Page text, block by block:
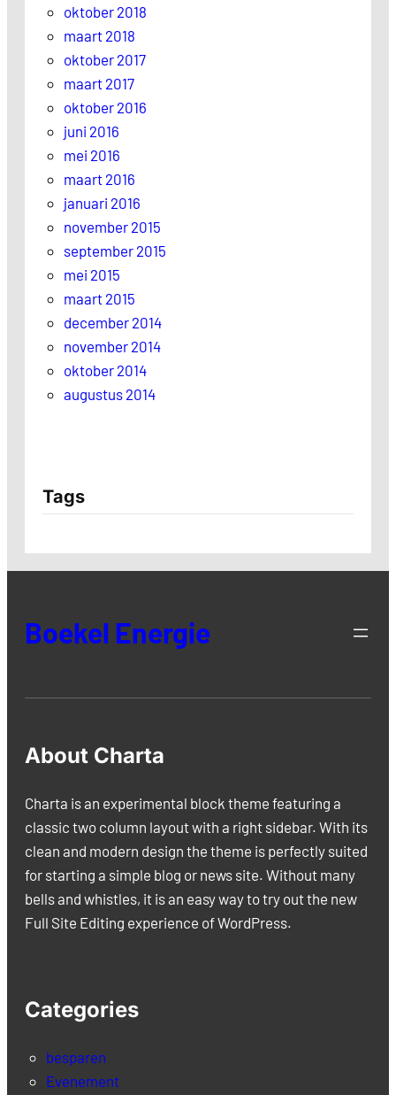
oktober 2018
maart 2018
oktober 2017
maart 2017
oktober 2016
juni 2016
mei 2016
maart 2016
januari 2016
november 2015
september 2015
mei 2015
maart 2015
december 2014
november 2014
oktober 2014
augustus 2014
Tags
Boekel Energie
About Charta
Charta is an experimental block theme featuring a
classic two column layout with a right sidebar. With its
clean and modern design the theme is perfectly suited
for starting a simple blog or news site. Without many
bells and whistles, it is an easy way to try out the new
Full Site Editing experience of WordPress.
Categories
besparen
Evenement